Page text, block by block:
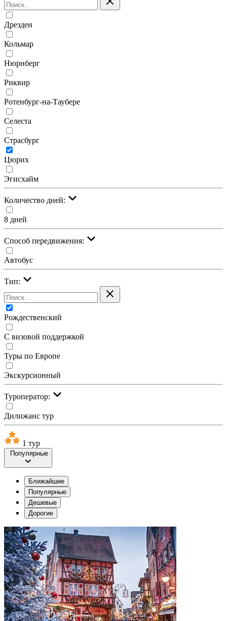
Дрезден
Кольмар
Нюрнберг
Риквир
Ротенбург-на-Таубере
Селеста
Страсбург
Цюрих
Эгисхайм
Количество дней:
8 дней
Cпособ передвижения:
Автобус
Тип:
Рождественский
С визовой поддержкой
Туры по Европе
Экскурсионный
Туроператор:
Дилижанс тур
1 тур
Популярные
Ближайшие
Популярные
Дешевые
Дорогие